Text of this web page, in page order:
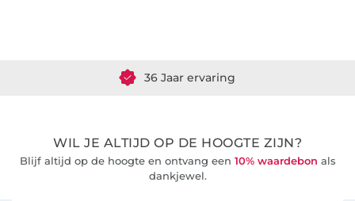
36 Jaar ervaring
WIL JE ALTIJD OP DE HOOGTE ZIJN?
Blijf altijd op de hoogte en ontvang een 10% waardebon als
dankjewel.